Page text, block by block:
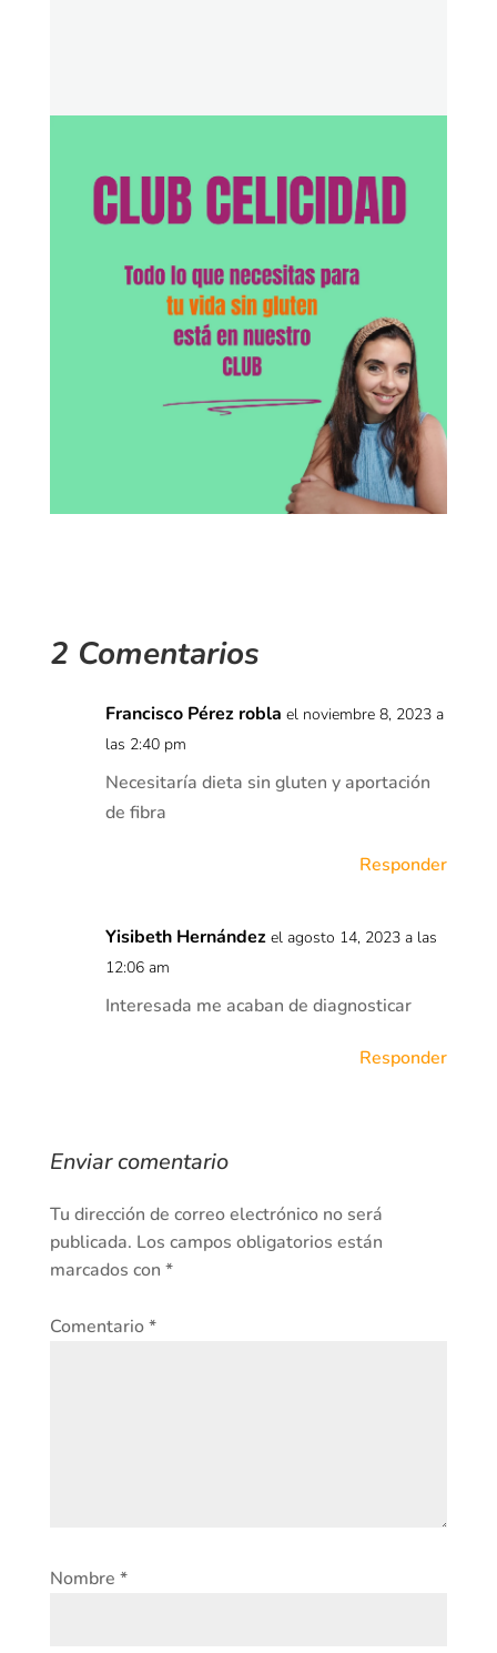
2 Comentarios
Francisco Pérez robla el noviembre 8, 2023 a
las 2:40 pm
Necesitaría dieta sin gluten y aportación
de fibra
Responder
Yisibeth Hernández el agosto 14, 2023 a las
12:06 am
Interesada me acaban de diagnosticar
Responder
Enviar comentario
Tu dirección de correo electrónico no será
publicada. Los campos obligatorios están
marcados con *
Comentario*
Nombre *